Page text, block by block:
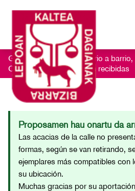
Getxo Txukun 2021 - Barrio a barrio,
Consulta las Sugerencias recibidas
Proposamen hau onartu da
Las acacias de la calle no
formas, según se van retirando,
ejemplares más compatibles con
su ubicación.
Muchas gracias por su